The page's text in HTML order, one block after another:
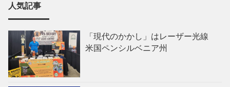
人気記事
「現代のかかし」はレーザー光線
米国ペンシルベニア州